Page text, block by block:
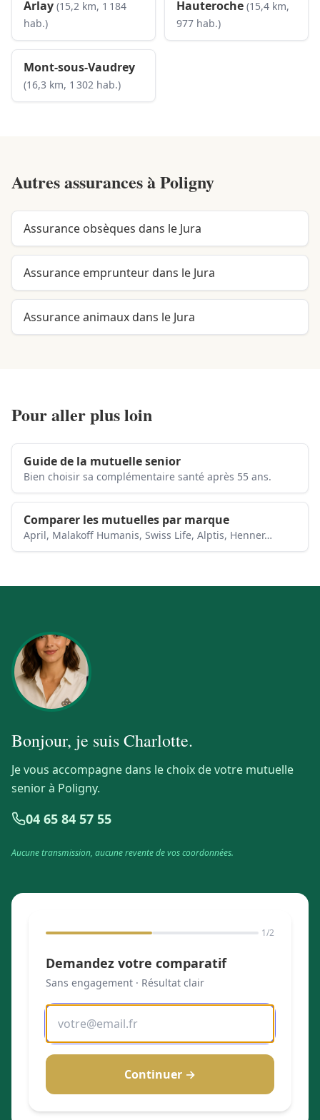
Arlay (15,2 km, 1 184
hab.)
Hauteroche (15,4 km,
977 hab.)
Mont-sous-Vaudrey
(16,3 km, 1 302 hab.)
Autres assurances àPoligny
Assurance obsèques dans le Jura
Assurance emprunteur dans le Jura
Assurance animaux dans le Jura
Pour aller plus loin
Guide de la mutuelle senior
Bien choisir sa complémentaire santé après 55 ans.
Comparer les mutuelles par marque
April, Malakoff Humanis, Swiss Life, Alptis, Henner…
Bonjour, je suisCharlotte.
Je vous accompagne dans le choix de votre mutuelle
senior à Poligny.
04 65 84 57 55
Aucune transmission, aucune revente de vos coordonnées.
1/2
Demandez votre comparatif
Sans engagement · Résultat clair
Continuer →